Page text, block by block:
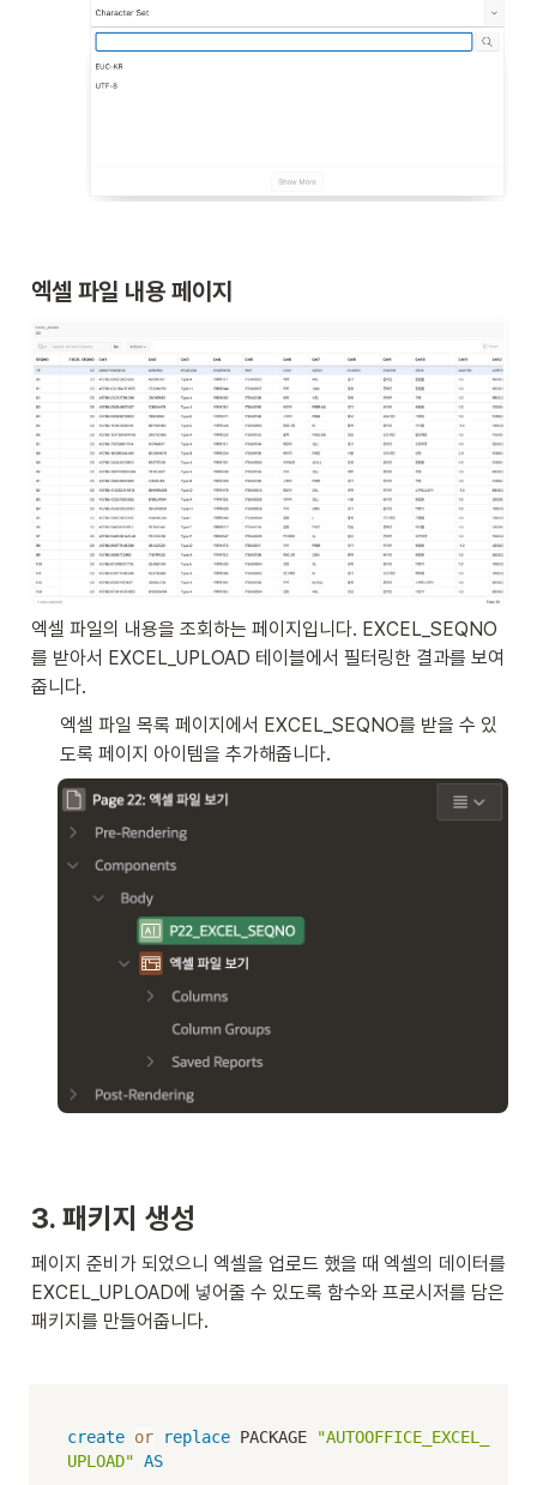
엑셀 파일 내용 페이지
엑셀 파일의 내용을 조회하는 페이지입니다. EXCEL_SEQNO
를 받아서 EXCEL_UPLOAD 테이블에서 필터링한 결과를 보여
줍니다.
엑셀 파일 목록 페이지에서 EXCEL_SEQNO를 받을 수 있
도록 페이지 아이템을 추가해줍니다.
3. 패키지 생성
페이지 준비가 되었으니 엑셀을 업로드 했을 때 엑셀의 데이터를
EXCEL_UPLOAD에 넣어줄 수 있도록 함수와 프로시저를 담은
패키지를 만들어줍니다.
create or replace PACKAGE
"AUTOOFFICE_EXCEL_
UPLOAD" AS